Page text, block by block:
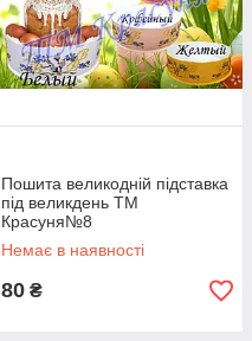
Пошита великодній підставка
під великдень ТМ
Красуня№8
Немає в наявності
80 ₴